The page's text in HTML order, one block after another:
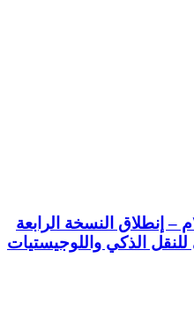
تحت عنوان الطريق إلى٢٠٣٠م – إنطلاق النسخة الرابعة
الذكي واللوجيستيات